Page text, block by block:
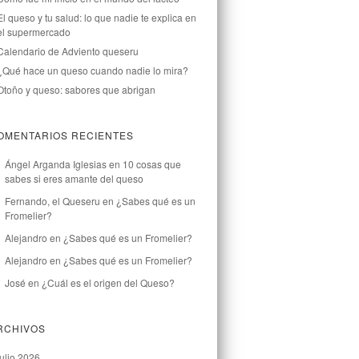
queso y tu salud: lo que nadie te explica en
supermercado
de Adviento queseru
hace un queso cuando nadie lo mira?
y queso: sabores que abrigan
RECIENTES
Ángel Arganda Iglesiasen 10 cosas que
sabes si eres amante del queso
Fernando, el Queseru en ¿Sabes qué es un
Fromelier?
Alejandro en ¿Sabes qué es un Fromelier?
Alejandro en ¿Sabes qué es un Fromelier?
José en ¿Cuál es el origen del Queso?